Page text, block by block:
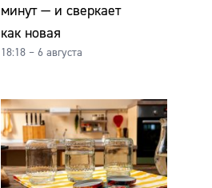
минут — и сверкает
как новая
18:18 – 6 августа